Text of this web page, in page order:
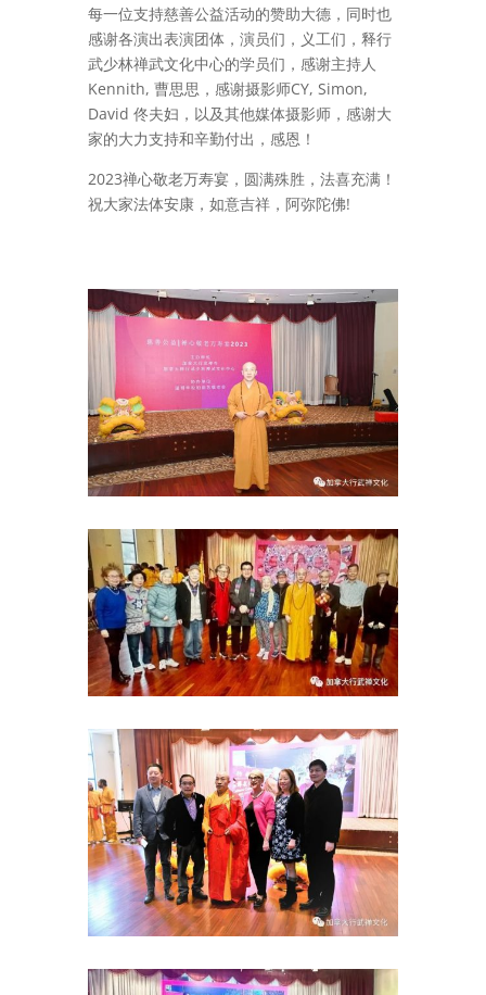
每一位支持慈善公益活动的赞助大德，同时也
感谢各演出表演团体，演员们，义工们，释行
武少林禅武文化中心的学员们，感谢主持人
Kennith, 曹思思，感谢摄影师CY, Simon,
David 佟夫妇，以及其他媒体摄影师，感谢大
家的大力支持和辛勤付出，感恩！
2023禅心敬老万寿宴，圆满殊胜，法喜充满！
祝大家法体安康，如意吉祥，阿弥陀佛!